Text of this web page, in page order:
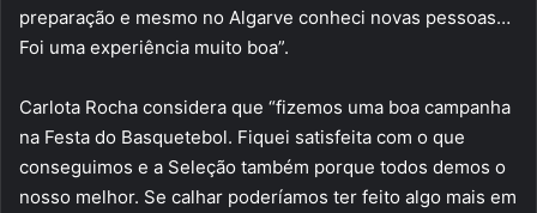
preparação e mesmo no Algarve conheci novas pessoas…
Foi uma experiência muito boa”.
Carlota Rocha considera que “fizemos uma boa campanha
na Festa do Basquetebol. Fiquei satisfeita com o que
conseguimos e a Seleção também porque todos demos o
nosso melhor. Se calhar poderíamos ter feito algo mais em